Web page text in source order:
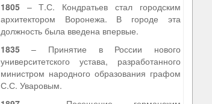
1805– Т.С. Кондратьев стал городским
архитектором Воронежа. В городе эта
должность была введена впервые.
1835– Принятие в России нового
университетского устава, разработанного
министром народного образования графом
С.С. Уваровым.